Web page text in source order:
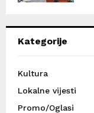
Kategorije
Kultura
Lokalne vijesti
Promo/Oglasi